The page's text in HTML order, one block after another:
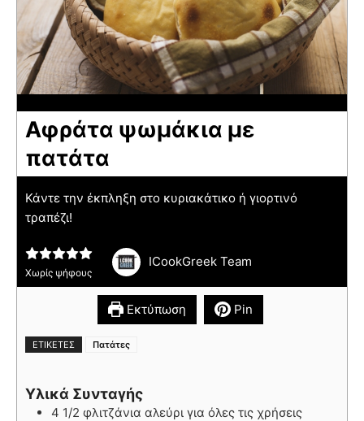
Αφράτα ψωμάκια με
πατάτα
Κάντε την έκπληξη στο κυριακάτικο ή γιορτινό
τραπέζι!
Χωρίς ψήφους
ICookGreek Team
Εκτύπωση Pin
ΕΤΙΚΈΤΕΣ Πατάτες
Υλικά Συνταγής
4 1/2 φλιτζάνια αλεύρι για όλες τις χρήσεις